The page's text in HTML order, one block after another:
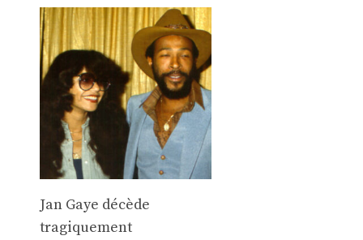
Jan Gaye décède
tragiquement